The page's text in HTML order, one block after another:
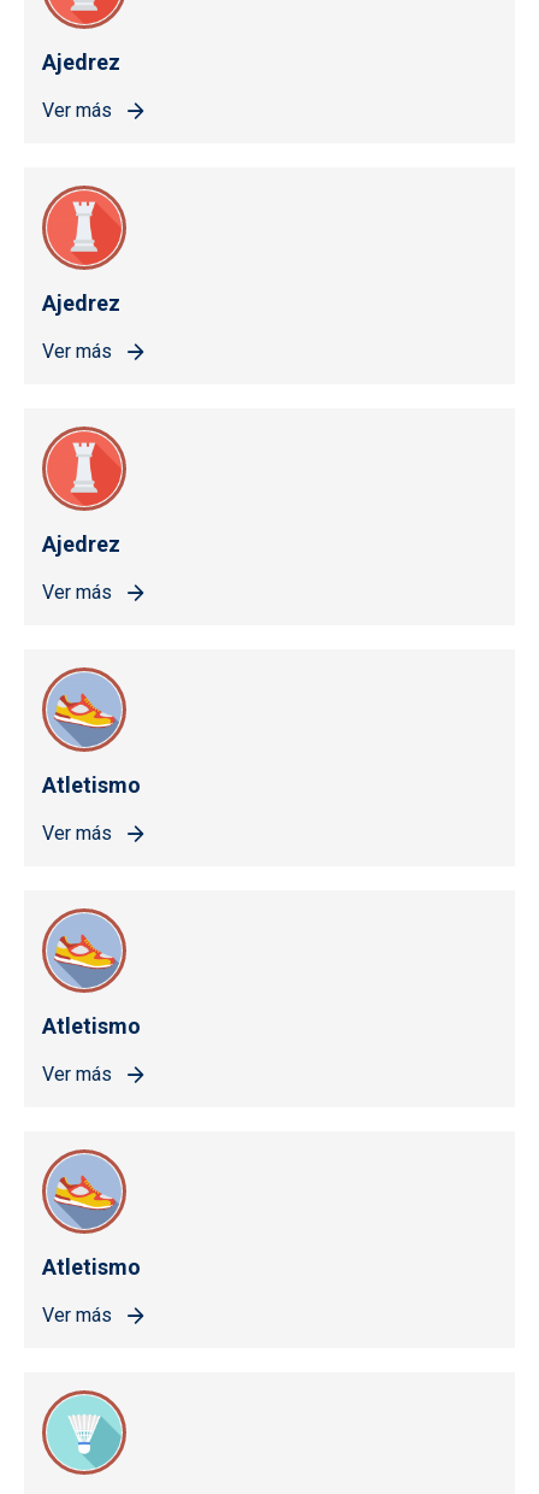
Ajedrez
Ver más
Ajedrez
Ver más
Ajedrez
Ver más
Atletismo
Ver más
Atletismo
Ver más
Atletismo
Ver más